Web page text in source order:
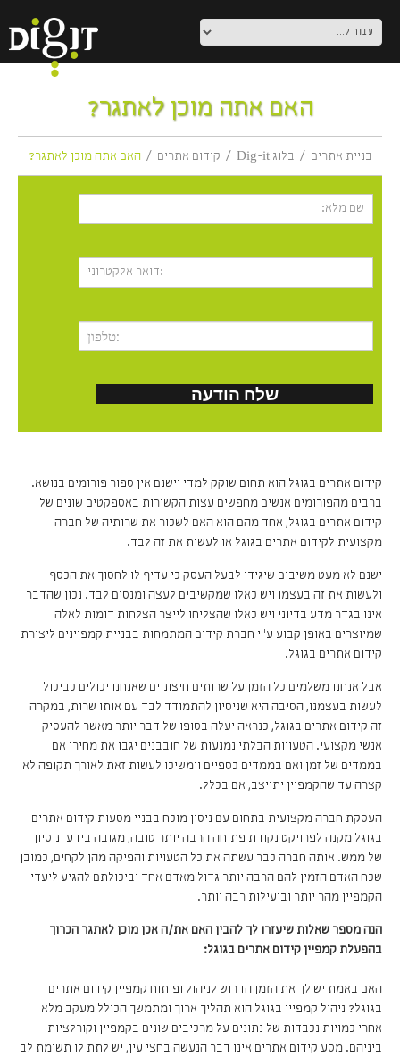
האם אתה מוכן לאתגר?
בניית אתרים בלוג Dig-it קידום אתרים האם אתה מוכן לאתגר?
קידום אתרים בגוגל הוא תחום שוקק למדי וישנם אין ספור פורומים בנושא.
ברבים מהפורומים אנשים מחפשים עצות הקשורות באספקטים שונים של
קידום אתרים בגוגל, אחד מהם הוא האם לשכור את שרותיה של חברה
מקצועית לקידום אתרים בגוגל או לעשות את זה לבד.
ישנם לא מעט משיבים שיגידו לבעל העסק כי עדיף לו לחסוך את הכסף
ולעשות את זה בעצמו ויש כאלו שמקשיבים לעצה ומנסים לבד. נכון שהדבר
אינו בגדר מדע בדיוני ויש כאלו שהצליחו לייצר הצלחות דומות לאלה
שמיוצרים באופן קבוע ע"י חברת קידום המתמחות בבניית קמפיינים ליצירת
קידום אתרים בגוגל.
אבל אנחנו משלמים כל הזמן על שרותים חיצוניים שאנחנו יכולים כביכול
לעשות בעצמנו, הסיבה היא שניסיון להתמודד לבד עם אותו שרות, במקרה
זה קידום אתרים בגוגל, כנראה יעלה בסופו של דבר יותר מאשר להעסיק
אנשי מקצועי. הטעויות הבלתי נמנעות של חובבנים יגבו את מחירן אם
בממדים של זמן ואם בממדים כספיים וימשיכו לעשות זאת לאורך תקופה לא
קצרה עד שהקמפיין יתייצב, אם בכלל.
העסקת חברה מקצועית בתחום עם ניסון מוכח בבניי מסעות קידום אתרים
בגוגל מקנה לפרויקט נקודת פתיחה הרבה יותר טובה, מגובה בידע וניסיון
של ממש. אותה חברה כבר עשתה את כל הטעויות והפיקה מהן לקחים, כמובן
שכח האדם הזמין להם הרבה יותר גדול מאדם אחד וביכולתם להגיע ליעדי
הקמפיין מהר יותר וביעילות רבה יותר.
הנה מספר שאלות שיעזרו לך להבין האם את/ה אכן מוכן לאתגר הכרוך
בהפעלת קמפיין קידום אתרים בגוגל:
האם באמת יש לך את הזמן הדרוש לניהול ופיתוח קמפיין קידום אתרים
בגוגל? ניהול קמפיין בגוגל הוא תהליך ארוך ומתמשך הכולל מעקב מלא
אחרי כמויות נכבדות של נתונים על מרכיבים שונים בקמפיין וקורלציות
ביניהם. מסע קידום אתרים אינו דבר הנעשה בחצי עין, יש לתת לו תשומת לב